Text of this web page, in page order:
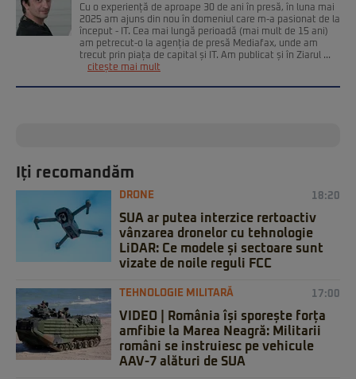
Cu o experiență de aproape 30 de ani în presă, în luna mai
2025 am ajuns din nou în domeniul care m-a pasionat de la
început - IT. Cea mai lungă perioadă (mai mult de 15 ani)
am petrecut-o la agenția de presă Mediafax, unde am
trecut prin piața de capital și IT. Am publicat și în Ziarul ...
citește mai mult
Iți recomandăm
DRONE 18:20
SUA ar putea interzice rertoactiv
vânzarea dronelor cu tehnologie
LiDAR: Ce modele și sectoare sunt
vizate de noile reguli FCC
TEHNOLOGIE MILITARĂ 17:00
VIDEO | România își sporește forța
amfibie la Marea Neagră: Militarii
români se instruiesc pe vehicule
AAV-7 alături de SUA